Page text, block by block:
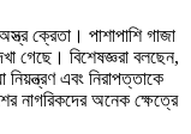
ক্রেতা। পাশাপাশি গাজা
গেছে। বিশেষজ্ঞরা বলছেন,
এবং নিরাপত্তাকে
নাগরিকদের অনেক ক্ষেত্রে